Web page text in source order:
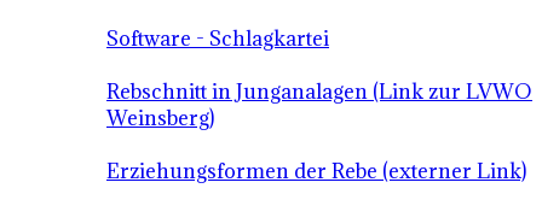
Software - Schlagkartei
Rebschnitt in Junganalagen (Link zur LVWO
Weinsberg)
Erziehungsformen der Rebe (externer Link)